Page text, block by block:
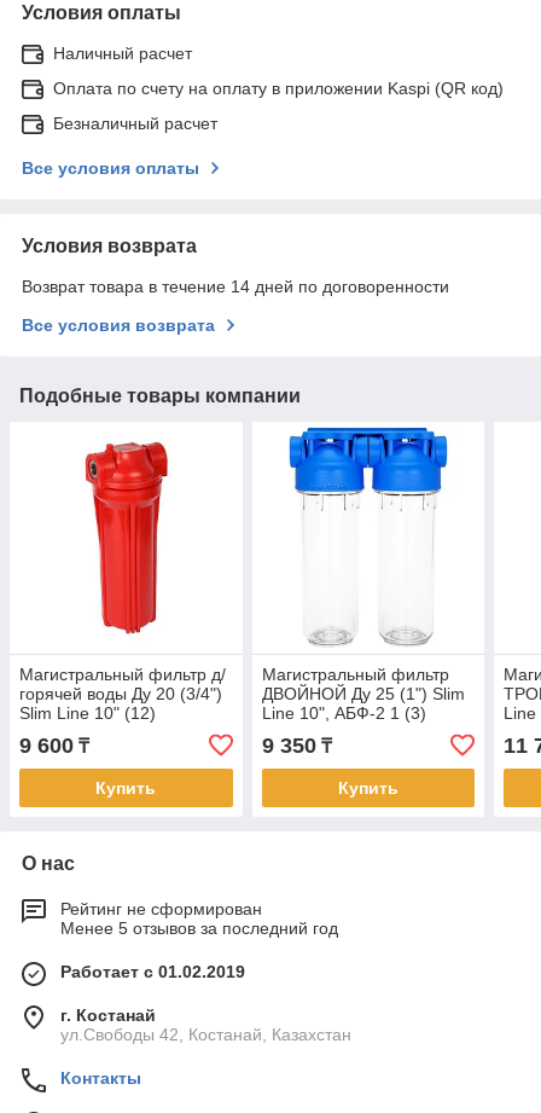
Условия оплаты
Наличный расчет
Оплата по счету на оплату в приложении Kaspi (QR код)
Безналичный расчет
Все условия оплаты
Условия возврата
Возврат товара в течение 14 дней по договоренности
Все условия возврата
Подобные товары компании
Магистральный фильтр д/
горячей воды Ду 20 (3/4")
Slim Line 10" (12)
9 600 ₸
Купить
Магистральный фильтр
ДВОЙНОЙ Ду 25 (1") Slim
Line 10", АБФ-2 1 (3)
9 350₸
Купить
11
О нас
Рейтинг не сформирован
Менее 5 отзывов за последний год
Работает с 01.02.2019
г. Костанай
ул.Свободы 42, Костанай, Казахстан
Контакты